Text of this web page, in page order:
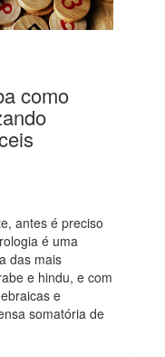
como
antes é preciso
é uma
das mais
e hindu, e com
e
somatória de